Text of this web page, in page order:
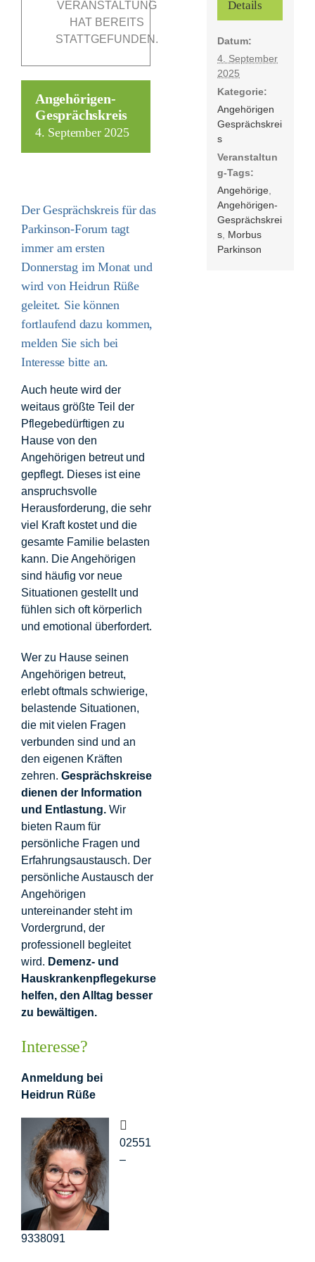
Förderer
VERANSTALTUNG
HAT BEREITS
STATTGEFUNDEN.
Angehörigen-
Gesprächskreis
4. September 2025
Der Gesprächskreis für das
Parkinson-Forum tagt
immer am ersten
Donnerstag im Monat und
wird von Heidrun Rüße
geleitet. Sie können
fortlaufend dazu kommen,
melden Sie sich bei
Interesse bitte an.
Auch heute wird der
weitaus größte Teil der
Pflegebedürftigen zu
Hause von den
Angehörigen betreut und
gepflegt. Dieses ist eine
anspruchsvolle
Herausforderung, die sehr
viel Kraft kostet und die
gesamte Familie belasten
kann. Die Angehörigen
sind häufig vor neue
Situationen gestellt und
fühlen sich oft körperlich
und emotional überfordert.
Wer zu Hause seinen
Angehörigen betreut,
erlebt oftmals schwierige,
belastende Situationen,
die mit vielen Fragen
verbunden sind und an
den eigenen Kräften
zehren. Gesprächskreise
dienen der Information
und Entlastung. Wir
bieten Raum für
persönliche Fragen und
Erfahrungsaustausch. Der
persönliche Austausch der
Angehörigen
untereinander steht im
Vordergrund, der
professionell begleitet
wird. Demenz- und
Hauskrankenpflegekurse
helfen, den Alltag besser
zu bewältigen.
Interesse?
Anmeldung bei
Heidrun Rüße
02551
–
9338091
Details
Datum:
4. September
2025
Kategorie:
Angehörigen
Gesprächskrei
s
Veranstaltun
g-Tags:
Angehörige
Angehörigen-
Gesprächskrei
s Morbus
Parkinson